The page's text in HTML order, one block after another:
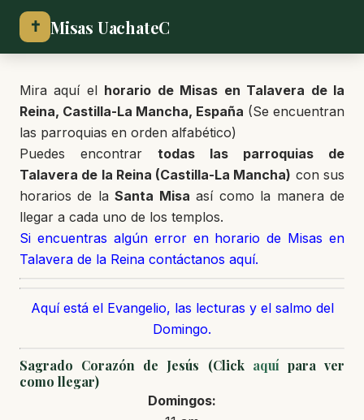
✝ Misas UachateC
Mira aquí el horario de Misas en Talavera de la
Reina, Castilla-La Mancha, España (Se encuentran
las parroquias en orden alfabético)
Puedes encontrar todas las parroquias de
Talavera de la Reina (Castilla-La Mancha) con sus
horarios de laSanta Misa así como la manera de
llegar a cada uno de los templos.
Si encuentras algún error en horario de Misas en
Talavera de la Reina contáctanos aquí.
Aquí está el Evangelio, las lecturas y el salmo del
Domingo.
Sagrado Corazón de Jesús (Click aquí para ver
como llegar)
Domingos: